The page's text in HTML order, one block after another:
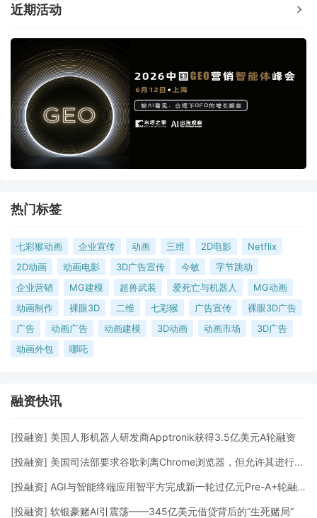
近期活动
热门标签
七彩猴动画 企业宣传 动画 三维 2D电影
Netflix
2D动画
动画电影 3D广告宣传 今敏
字节跳动
企业营销
MG建模 超兽武装 爱死亡与机器人
MG动画
动画制作
裸眼3D 二维 七彩猴 广告宣传
裸眼3D广告
广告
动画广告 动画建模 3D动画 动画市场
3D广告
动画外包
哪吒
融资快讯
[投融资] 美国人形机器人研发商Apptronik获得3.5亿美元A轮融资
[投融资] 美国司法部要求谷歌剥离Chrome浏览器，但允许其进行AI投资
[投融资] AGI与智能终端应用智平方完成新一轮过亿元Pre-A+轮融资
[投融资] 软银豪赌AI引震荡——345亿美元借贷背后的“生死赌局”